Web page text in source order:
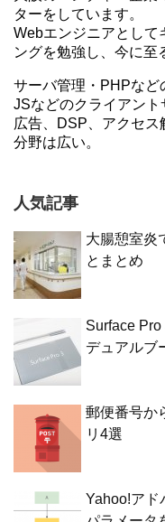
ターをしています。
Webエンジニアとして
ングを勉強し、今に至
サーバ管理・PHPなど
JSなどのクライアン
広告、DSP、アクセ
分野は広い。
人気記事
大腸憩室炎
とまとめ
Surface
デュアルブ
郵便番号か
リ4選
Yahoo!アド